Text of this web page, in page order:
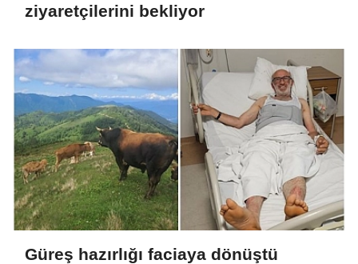
ziyaretçilerini bekliyor
Güreş hazırlığı faciaya dönüştü